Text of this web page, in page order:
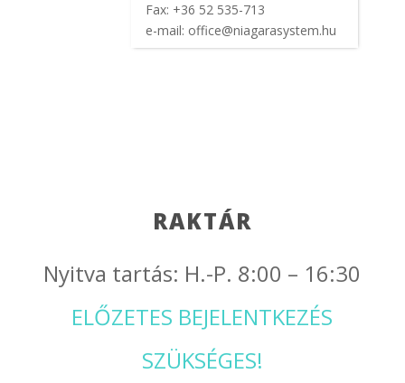
Fax: +36 52 535-713
e-mail: office@niagarasystem.hu
RAKTÁR
Nyitva tartás: H.-P. 8:00 – 16:30
ELŐZETES BEJELENTKEZÉS
SZÜKSÉGES!